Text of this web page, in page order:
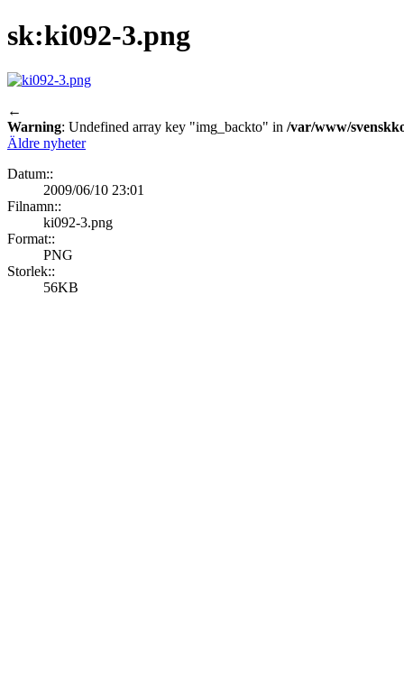
sk:ki092-3.png
←
Warning: Undefined array key "img_backto" in /var/www/
Äldre nyheter
Datum::
2009/06/10 23:01
Filnamn::
ki092-3.png
Format::
PNG
Storlek::
56KB